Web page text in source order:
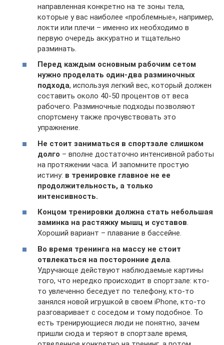
направленная конкретно на те зоны тела,
которые у вас наиболее «проблемные», например,
локти или плечи – именно их необходимо в
первую очередь аккуратно и тщательно
разминать.
Перед каждым основным рабочим сетом
нужно проделать один-два разминочных
подхода, используя легкий вес, который должен
составить около 40-50 процентов от веса
рабочего. Разминочные подходы позволяют
спортсмену также прочувствовать это
упражнение.
Не стоит заниматься в спортзале слишком
долго – вполне достаточно интенсивной работы
на протяжении часа. И запомните простую
истину: в тренировке главное не ее
продолжительность, а только
интенсивность.
Концом тренировки должна стать небольшая
заминка на растяжку мышц и суставов.
Хороший вариант – плавание в бассейне.
Во время тренинга на массу не стоит
отвлекаться на посторонние дела.
Удручающе действуют наблюдаемые картины
того, что нередко происходит в спортзале: кто-
то увлеченно беседует по телефону, кто-то
занялся новой игрушкой в своем iPhone, кто-то
разговаривает с соседом и тому подобное. То
есть тренирующиеся люди не понятно, зачем
пришли сюда и теряют в спортзале время,